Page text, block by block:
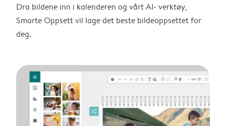
Dra bildene inn i kalenderen og vårt AI- verktøy,
Smarte Oppsett vil lage det beste bildeoppsettet for
deg.